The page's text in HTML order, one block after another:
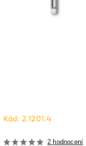
Kód: 2.1201.4
2 hodnocení